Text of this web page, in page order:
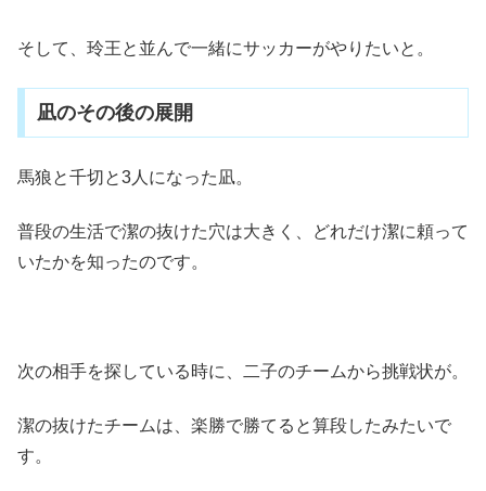
そして、玲王と並んで一緒にサッカーがやりたいと。
凪のその後の展開
馬狼と千切と3人になった凪。
普段の生活で潔の抜けた穴は大きく、どれだけ潔に頼って
いたかを知ったのです。
次の相手を探している時に、二子のチームから挑戦状が。
潔の抜けたチームは、楽勝で勝てると算段したみたいで
す。